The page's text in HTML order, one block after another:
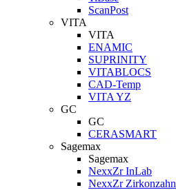
ScanPost
VITA
VITA
ENAMIC
SUPRINITY
VITABLOCS
CAD-Temp
VITA YZ
GC
GC
CERASMART
Sagemax
Sagemax
NexxZr InLab
NexxZr Zirkonzahn